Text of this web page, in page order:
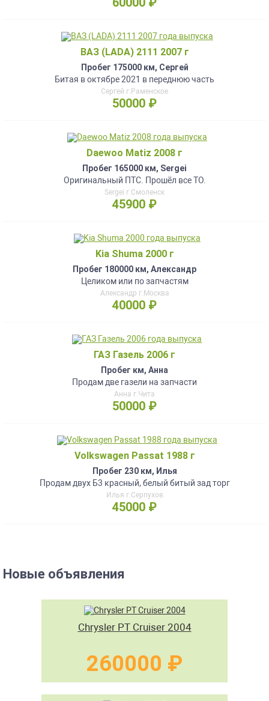
ВАЗ (LADA) 2111 2007 г
Пробег 175000 км, Сергей
Битая в октябре 2021 в переднюю часть
Сергей г.Раменское
50000 ₽
Daewoo Matiz 2008 г
Пробег 165000 км, Sergei
Оригинальный ПТС. Прошёл все ТО.
Sergei г.Смоленск
45900 ₽
Kia Shuma 2000 г
Пробег 180000 км, Александр
Целиком или по запчастям
Александр г.Москва
40000 ₽
ГАЗ Газель 2006 г
Пробег км, Анна
Продам две газели на запчасти
Анна г.Чита
50000 ₽
Volkswagen Passat 1988 г
Пробег 230 км, Илья
Продам двух Б3 красный, белый битый зад торг
Илья г.Серпухов
45000 ₽
Новые объявления
Chrysler PT Cruiser 2004
260000 ₽